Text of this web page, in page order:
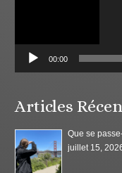
00:00
Articles
Que se
juillet 15,